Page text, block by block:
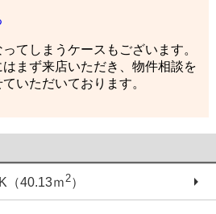
てしまうケースもございます。
はまず来店いただき、物件相談を
いただいております。
40.13ｍ 2）